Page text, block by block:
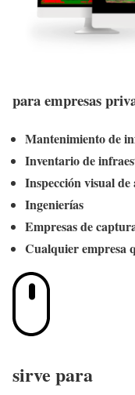
para empresas
Mantenimiento de
Inventario de
Inspección visual de
Ingenierías
Empresas de
Cualquier empresa
sirve para